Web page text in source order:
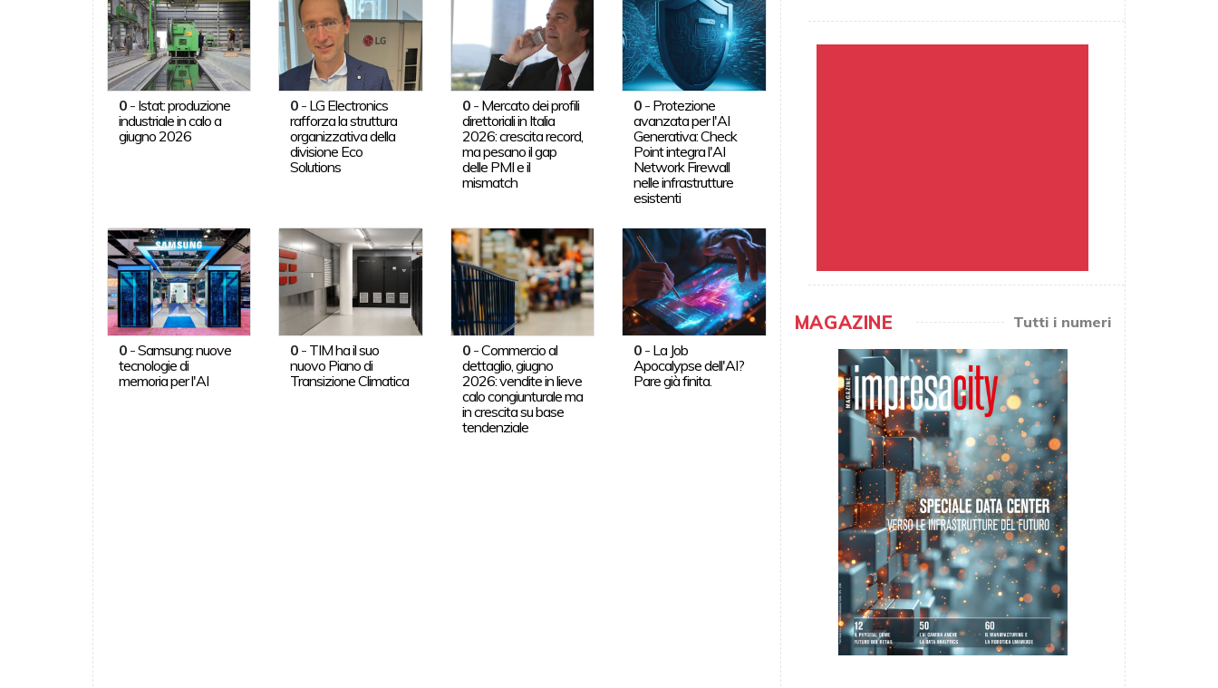
0- Istat: produzione
industriale in calo a
giugno 2026
0 - LG Electronics
rafforza la struttura
organizzativa della
divisione Eco
Solutions
0- Mercato dei profili
direttoriali in Italia
2026: crescita record,
ma pesano il gap
delle PMI e il
mismatch
0 - Protezione
avanzata per l'AI
Generativa: Check
Point integra l'AI
Network Firewall
nelle infrastrutture
esistenti
0-Samsung: nuove
tecnologie di
memoria per l'AI
0 - TIM ha il suo
nuovo Piano di
Transizione Climatica
0-Commercio al
dettaglio, giugno
2026: vendite in lieve
calo congiunturale ma
in crescita su base
tendenziale
0 - La Job
Apocalypse dell'AI?
Pare già finita.
MAGAZINE Tutti i numeri